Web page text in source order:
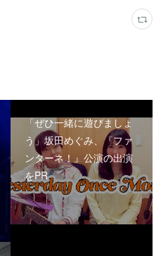
「ぜひ一緒に遊びましょ
う」坂田めぐみ、『ファ
ンターネ！』公演の出演
をPR